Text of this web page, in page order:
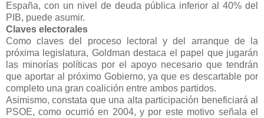
España, con un nivel de deuda pública inferior al 40% del
PIB, puede asumir.
Claves electorales
Como claves del proceso lectoral y del arranque de la
próxima legislatura, Goldman destaca el papel que jugarán
las minorías políticas por el apoyo necesario que tendrán
que aportar al próximo Gobierno, ya que es descartable por
completo una gran coalición entre ambos partidos.
Asimismo, constata que una alta participación beneficiará al
PSOE, como ocurrió en 2004, y por este motivo señala el